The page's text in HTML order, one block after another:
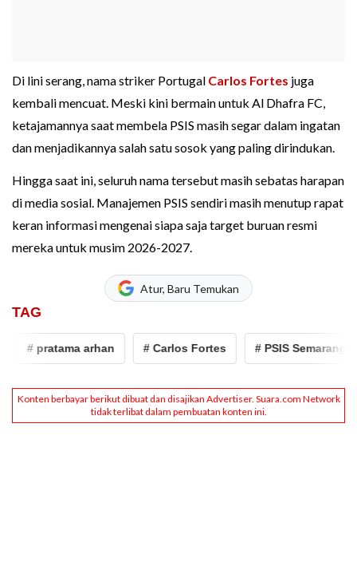
Di lini serang, nama striker Portugal Carlos Fortes juga
kembali mencuat. Meski kini bermain untuk Al Dhafra FC,
ketajamannya saat membela PSIS masih segar dalam ingatan
dan menjadikannya salah satu sosok yang paling dirindukan.
Hingga saat ini, seluruh nama tersebut masih sebatas harapan
di media sosial. Manajemen PSIS sendiri masih menutup rapat
keran informasi mengenai siapa saja target buruan resmi
mereka untuk musim 2026-2027.
Atur, Baru Temukan
TAG
# pratama arhan # Carlos Fortes # PSIS Semarang